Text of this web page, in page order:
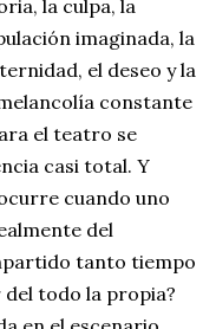
la culpa, la
imaginada, la
el deseo y la
constante
el teatro se
casi total. Y
cuando uno
del
tanto tiempo
todo la propia?